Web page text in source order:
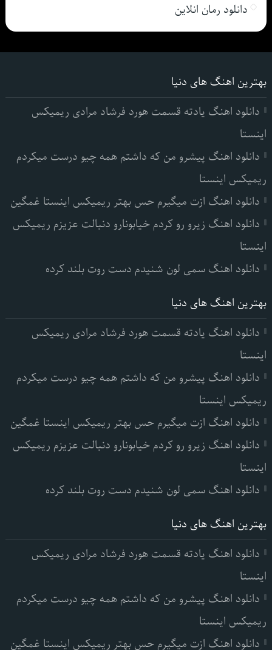
دانلود رمان انلاین
بهترین اهنگ های دنیا
دانلود اهنگ یادته قسمت هورد فرشاد مرادی ریمیکس
اینستا
دانلود اهنگ پیشرو من که داشتم همه چیو درست میکردم
ریمیکس اینستا
دانلود اهنگ ازت میگیرم حس بهتر ریمیکس اینستا غمگین
دانلود اهنگ زیرو رو کردم خیابونارو دنبالت عزیزم ریمیکس
اینستا
دانلود اهنگ سمی لون شنیدم دست روت بلند کرده
بهترین اهنگ های دنیا
دانلود اهنگ یادته قسمت هورد فرشاد مرادی ریمیکس
اینستا
دانلود اهنگ پیشرو من که داشتم همه چیو درست میکردم
ریمیکس اینستا
دانلود اهنگ ازت میگیرم حس بهتر ریمیکس اینستا غمگین
دانلود اهنگ زیرو رو کردم خیابونارو دنبالت عزیزم ریمیکس
اینستا
دانلود اهنگ سمی لون شنیدم دست روت بلند کرده
بهترین اهنگ های دنیا
دانلود اهنگ یادته قسمت هورد فرشاد مرادی ریمیکس
اینستا
دانلود اهنگ پیشرو من که داشتم همه چیو درست میکردم
ریمیکس اینستا
دانلود اهنگ ازت میگیرم حس بهتر ریمیکس اینستا غمگین